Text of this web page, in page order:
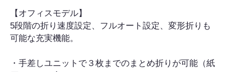
【オフィスモデル】
5段階の折り速度設定、フルオート設定、変形折りも
可能な充実機能。
・手差しユニットで３枚までのまとめ折りが可能（紙